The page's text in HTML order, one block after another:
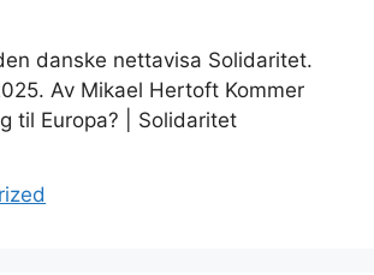
danske nettavisa Solidaritet.
Av Mikael Hertoft Kommer
til Europa? | Solidaritet